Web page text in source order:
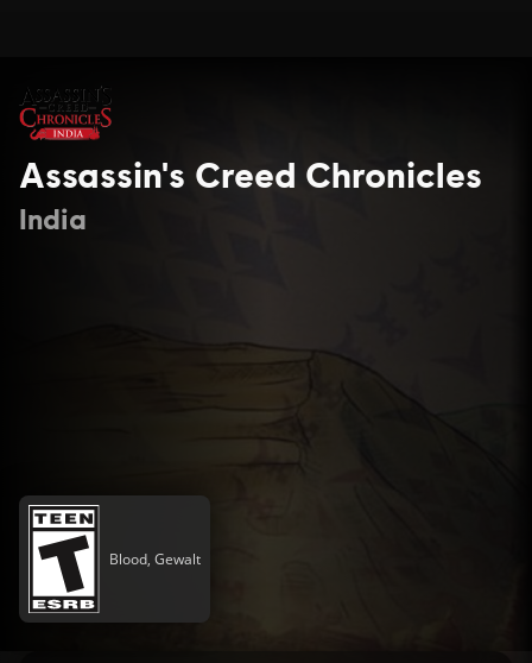
Assassin's Creed Chronicles
India
Blood, Gewalt